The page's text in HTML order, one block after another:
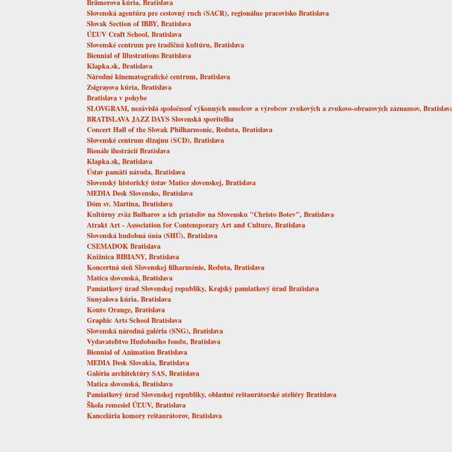
Brämerova kúria, Bratislava
Slovenská agentúra pre cestovný ruch (SACR), regionálne pracovisko Bratislava
Slovak Section of IBBY, Bratislava
ÚĽUV Craft School, Bratislava
Slovenské centrum pre tradičnú kultúru, Bratislava
Biennial of Illustrations Bratislava
Klapka.sk, Bratislava
Národné kinematografické centrum, Bratislava
Zsigrayova kúria, Bratislava
Bratislava v pohybe
SLOVGRAM, nezávislá spoločnosť výkonných umelcov a výrobcov zvukových a zvukovo-obrazových záznamov,
BRATISLAVA JAZZ DAYS Slovenská sporiteľňa
Concert Hall of the Slovak Philharmonic, Reduta, Bratislava
Slovenské centrum dizajnu (SCD), Bratislava
Bienále ilustrácií Bratislava
Klapka.sk, Bratislava
Ústav pamäti národa, Bratislava
Slovenský historický ústav Matice slovenskej, Bratislava
MEDIA Desk Slovensko, Bratislava
Dóm sv. Martina, Bratislava
Kultúrny zväz Bulharov a ich priateľov na Slovensku "Christo Botev", Bratislava
Atrakt Art - Association for Contemporary Art and Culture, Bratislava
Slovenská hudobná únia (SHÚ), Bratislava
CSEMADOK Bratislava
Knižnica BIBIANY, Bratislava
Koncertná sieň Slovenskej filharmónie, Reduta, Bratislava
Matica slovenská, Bratislava
Pamiatkový úrad Slovenskej republiky, Krajský pamiatkový úrad Bratislava
Sunyalova kúria, Bratislava
Konto Orange, Bratislava
Graphic Arts School Bratislava
Slovenská národná galéria (SNG), Bratislava
Vydavateľstvo Hudobného fondu, Bratislava
Biennial of Animation Bratislava
MEDIA Desk Slovakia, Bratislava
Galéria architektúry SAS, Bratislava
Matica slovenská, Bratislava
Pamiatkový úrad Slovenskej republiky, oblastné reštaurátorské ateliéry Bratislava
Škola remesiel ÚĽUV, Bratislava
Kancelária komory reštaurátorov, Bratislava